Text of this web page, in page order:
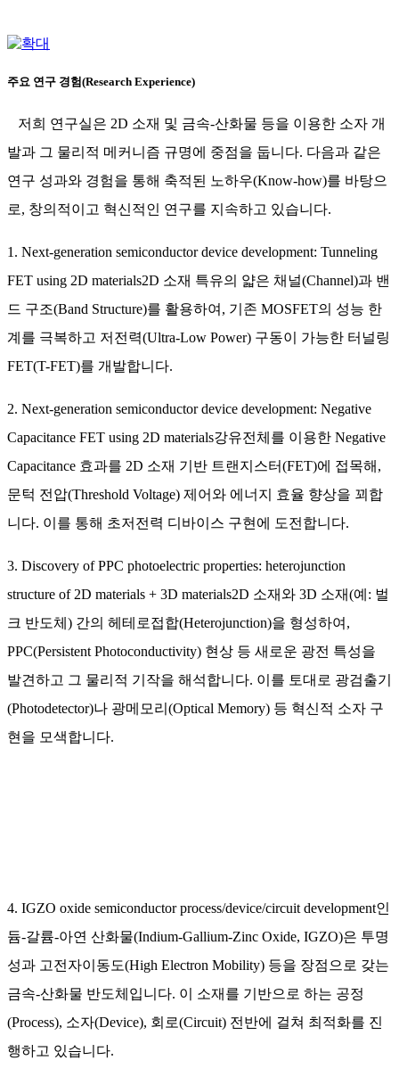
주요 연구 경험(Research Experience)
저희 연구실은 2D 소재 및 금속-산화물 등을 이용한 소자 개
발과 그 물리적 메커니즘 규명에 중점을 둡니다. 다음과 같은
연구 성과와 경험을 통해 축적된 노하우(Know-how)를 바탕으
로, 창의적이고 혁신적인 연구를 지속하고 있습니다.
1. Next-generation semiconductor device development: Tunneling
FET using 2D materials2D 소재 특유의 얇은 채널(Channel)과 밴
드 구조(Band Structure)를 활용하여, 기존 MOSFET의 성능 한
계를 극복하고 저전력(Ultra-Low Power) 구동이 가능한 터널링
FET(T-FET)를 개발합니다.
2. Next-generation semiconductor device development: Negative
Capacitance FET using 2D materials강유전체를 이용한 Negative
Capacitance 효과를 2D 소재 기반 트랜지스터(FET)에 접목해,
문턱 전압(Threshold Voltage) 제어와 에너지 효율 향상을 꾀합
니다. 이를 통해 초저전력 디바이스 구현에 도전합니다.
3. Discovery of PPC photoelectric properties: heterojunction
structure of 2D materials + 3D materials2D 소재와 3D 소재(예: 벌
크 반도체) 간의 헤테로접합(Heterojunction)을 형성하여,
PPC(Persistent Photoconductivity) 현상 등 새로운 광전 특성을
발견하고 그 물리적 기작을 해석합니다. 이를 토대로 광검출기
(Photodetector)나 광메모리(Optical Memory) 등 혁신적 소자 구
현을 모색합니다.
4. IGZO oxide semiconductor process/device/circuit development인
듐-갈륨-아연 산화물(Indium-Gallium-Zinc Oxide, IGZO)은 투명
성과 고전자이동도(High Electron Mobility) 등을 장점으로 갖는
금속-산화물 반도체입니다. 이 소재를 기반으로 하는 공정
(Process), 소자(Device), 회로(Circuit) 전반에 걸쳐 최적화를 진
행하고 있습니다.